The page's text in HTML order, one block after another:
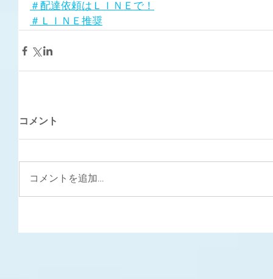
＃配達依頼はＬＩＮＥで！
＃ＬＩＮＥ推奨
コメント
コメントを追加…